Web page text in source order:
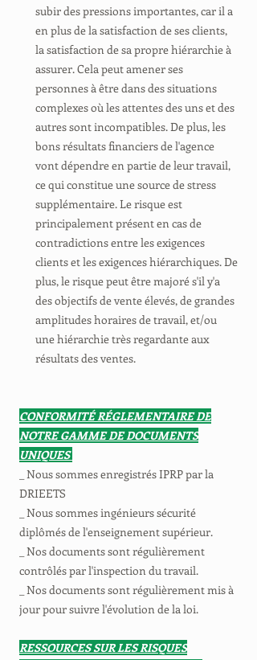
subir des pressions importantes, car il a
en plus de la satisfaction de ses clients,
la satisfaction de sa propre hiérarchie à
assurer. Cela peut amener ses
personnes à être dans des situations
complexes où les attentes des uns et des
autres sont incompatibles. De plus, les
bons résultats financiers de l'agence
vont dépendre en partie de leur travail,
ce qui constitue une source de stress
supplémentaire. Le risque est
principalement présent en cas de
contradictions entre les exigences
clients et les exigences hiérarchiques. De
plus, le risque peut être majoré s'il y'a
des objectifs de vente élevés, de grandes
amplitudes horaires de travail, et/ou
une hiérarchie très regardante aux
résultats des ventes.
CONFORMITÉ RÉGLEMENTAIRE DE
NOTRE GAMME DE DOCUMENTS
UNIQUES
_ Nous sommes enregistrés IPRP par la
DRIEETS
_ Nous sommes ingénieurs sécurité
diplômés de l'enseignement supérieur.
_ Nos documents sont régulièrement
contrôlés par l'inspection du travail.
_ Nos documents sont régulièrement mis à
jour pour suivre l'évolution de la loi.
RESSOURCES SUR LES RISQUES